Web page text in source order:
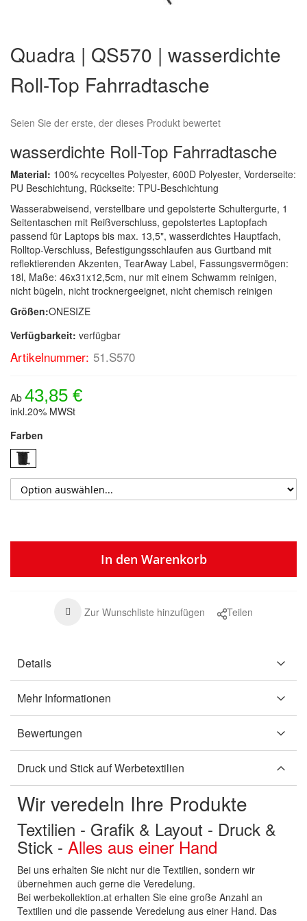
der
Bildergalerie
springen
Quadra | QS570 | wasserdichte
Roll-Top Fahrradtasche
Seien Sie der erste, der dieses Produkt bewertet
wasserdichte Roll-Top Fahrradtasche
Material: 100% recyceltes Polyester, 600D Polyester, Vorderseite:
PU Beschichtung, Rückseite: TPU-Beschichtung
Wasserabweisend, verstellbare und gepolsterte Schultergurte, 1
Seitentaschen mit Reißverschluss, gepolstertes Laptopfach
passend für Laptops bis max. 13,5", wasserdichtes Hauptfach,
Rolltop-Verschluss, Befestigungsschlaufen aus Gurtband mit
reflektierenden Akzenten, TearAway Label, Fassungsvermögen:
18l, Maße: 46x31x12,5cm, nur mit einem Schwamm reinigen,
nicht bügeln, nicht trocknergeeignet, nicht chemisch reinigen
Größen:ONESIZE
Verfügbarkeit: verfügbar
Artikelnummer: 51.S570
Ab 43,85 €
inkl.20% MWSt
Farben
In den Warenkorb
Zur Wunschliste hinzufügen Teilen
Details
Mehr Informationen
Bewertungen
Druck und Stick auf Werbetextilien
Wir veredeln Ihre Produkte
Textilien - Grafik & Layout - Druck &
Stick - Alles aus einer Hand
Bei uns erhalten Sie nicht nur die Textilien, sondern wir
übernehmen auch gerne die Veredelung.
Bei werbekollektion.at erhalten Sie eine große Anzahl an
Textilien und die passende Veredelung aus einer Hand. Das